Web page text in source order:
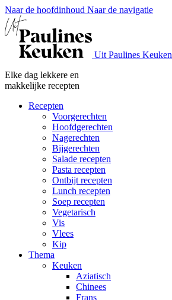
Naar de hoofdinhoud Naar de navigatie
Uit Paulines Keuken
Elke dag lekkere en
makkelijke recepten
Recepten
Voorgerechten
Hoofdgerechten
Nagerechten
Bijgerechten
Salade recepten
Pasta recepten
Ontbijt recepten
Lunch recepten
Soep recepten
Vegetarisch
Vis
Vlees
Kip
Thema
Keuken
Aziatisch
Chinees
Frans